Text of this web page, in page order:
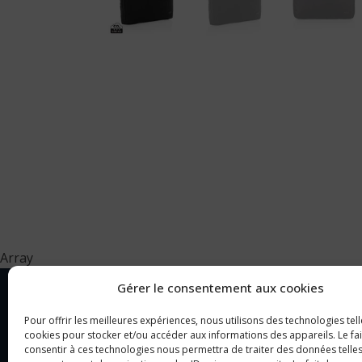
Gérer le consentement aux cookies
Pour offrir les meilleures expériences, nous utilisons des technologies
cookies pour stocker et/ou accéder aux informations des appareils. Le
consentir à ces technologies nous permettra de traiter des données
Array
NOTRE SOCIÉTÉ